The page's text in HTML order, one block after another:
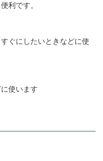
利です。
ぐにしたいときなどに使
使います